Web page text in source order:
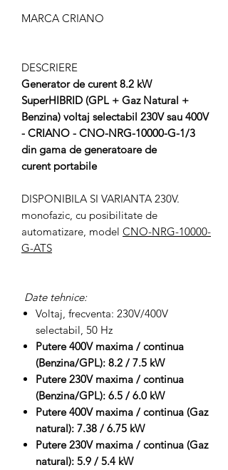
MARCA CRIANO
DESCRIERE
Generator de curent 8.2 kW
SuperHIBRID (GPL + Gaz Natural +
Benzina) voltaj selectabil 230V sau 400V
- CRIANO - CNO-NRG-10000-G-1/3
din gama de generatoare de
curent portabile
DISPONIBILA SI VARIANTA 230V.
monofazic, cu posibilitate de
automatizare, model CNO-NRG-10000-
G-ATS
Date tehnice:
Voltaj, frecventa: 230V/400V
selectabil, 50 Hz
Putere 400V maxima / continua
(Benzina/GPL): 8.2 / 7.5 kW
Putere 230V maxima / continua
(Benzina/GPL): 6.5 / 6.0 kW
Putere 400V maxima / continua (Gaz
natural): 7.38 / 6.75 kW
Putere 230V maxima / continua (Gaz
natural): 5.9 / 5.4 kW